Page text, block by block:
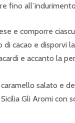
fino
e comporre
cacao e disporvi
e accanto la
salato e
Gli Aromi con